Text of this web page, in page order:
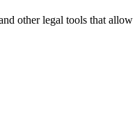
other legal tools that